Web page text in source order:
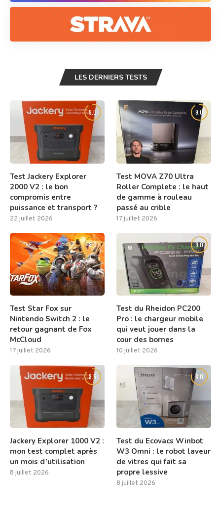
LES DERNIERS TESTS
9.0
Test Jackery Explorer
2000 V2 : le bon
compromis entre
puissance et transport ?
22 juillet 2026
9.0
Test MOVA Z70 Ultra
Roller Complete : le haut
de gamme à rouleau
passé au crible
17 juillet 2026
8.0
Test Star Fox sur
Nintendo Switch 2 : le
retour gagnant de Fox
McCloud
17 juillet 2026
9.0
Test du Rheidon PC200
Pro : le chargeur mobile
qui veut jouer dans la
cour des bornes
10 juillet 2026
8.5
Jackery Explorer 1000 V2 :
mon test complet après
un mois d’utilisation
8 juillet 2026
8.0
Test du Ecovacs Winbot
W3 Omni : le robot laveur
de vitres qui fait sa
propre lessive
8 juillet 2026